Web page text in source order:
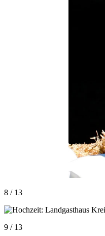
8 / 13
9 / 13